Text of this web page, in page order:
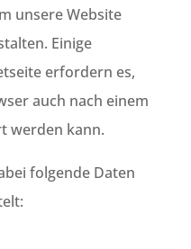
unsere Website
Einige
erfordern es,
auch nach einem
werden kann.
folgende Daten